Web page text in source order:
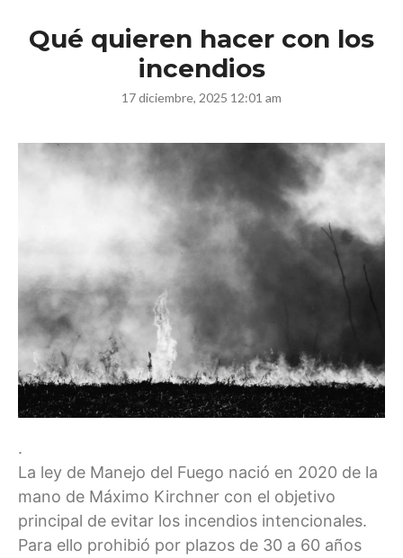
Qué quieren hacer con los
incendios
17 diciembre, 2025 12:01 am
.
La ley de Manejo del Fuego nació en 2020 de la
mano de Máximo Kirchner con el objetivo
principal de evitar los incendios intencionales.
Para ello prohibió por plazos de 30 a 60 años